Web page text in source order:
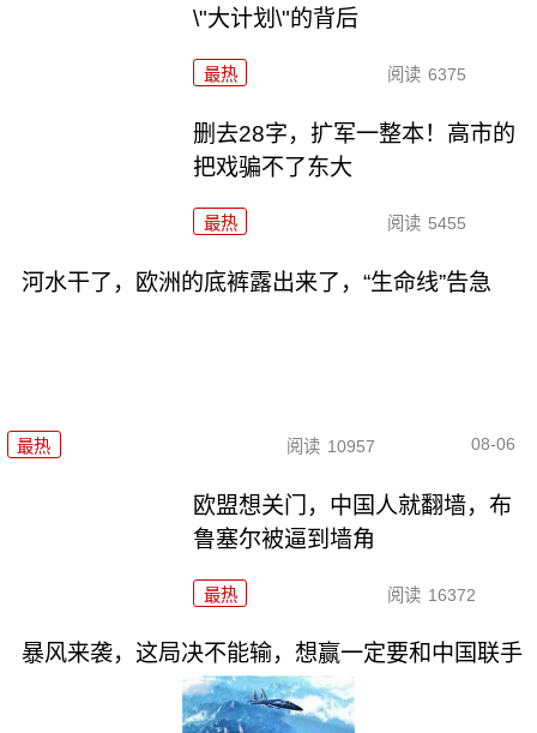
\"大计划\"的背后
最热 阅读 6375
删去28字，扩军一整本！高市的
把戏骗不了东大
最热 阅读 5455
河水干了，欧洲的底裤露出来了，“生命线”告急
最热 阅读 10957 08-06
欧盟想关门，中国人就翻墙，布
鲁塞尔被逼到墙角
最热 阅读 16372
暴风来袭，这局决不能输，想赢一定要和中国联手